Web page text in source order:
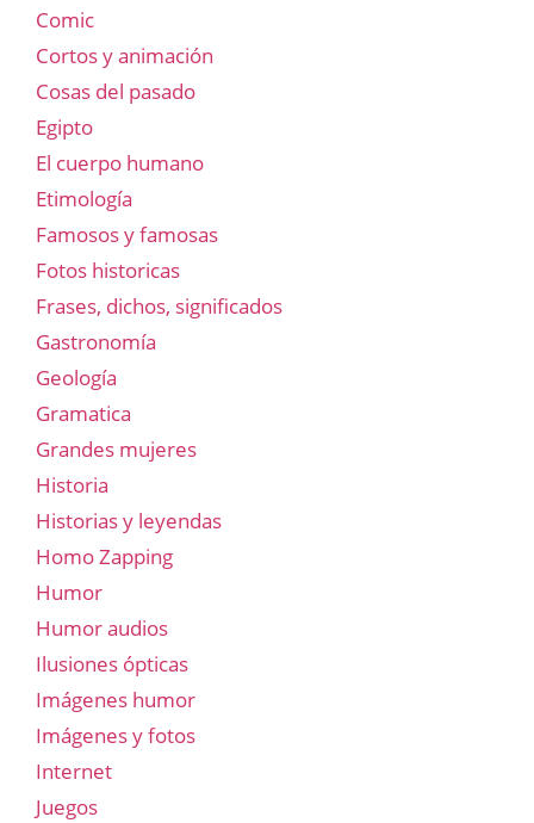
Comic
Cortos y animación
Cosas del pasado
Egipto
El cuerpo humano
Etimología
Famosos y famosas
Fotos historicas
Frases, dichos, significados
Gastronomía
Geología
Gramatica
Grandes mujeres
Historia
Historias y leyendas
Homo Zapping
Humor
Humor audios
Ilusiones ópticas
Imágenes humor
Imágenes y fotos
Internet
Juegos